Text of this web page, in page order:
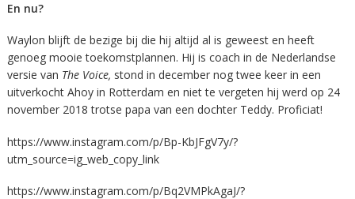
En nu?
Waylon blijft de bezige bij die hij altijd al is geweest en heeft
genoeg mooie toekomstplannen. Hij is coach in de Nederlandse
versie van The Voice, stond in december nog twee keer in een
uitverkocht Ahoy in Rotterdam en niet te vergeten hij werd op 24
november 2018 trotse papa van een dochter Teddy. Proficiat!
https://www.instagram.com/p/Bp-KbJFgV7y/?
utm_source=ig_web_copy_link
https://www.instagram.com/p/Bq2VMPkAgaJ/?